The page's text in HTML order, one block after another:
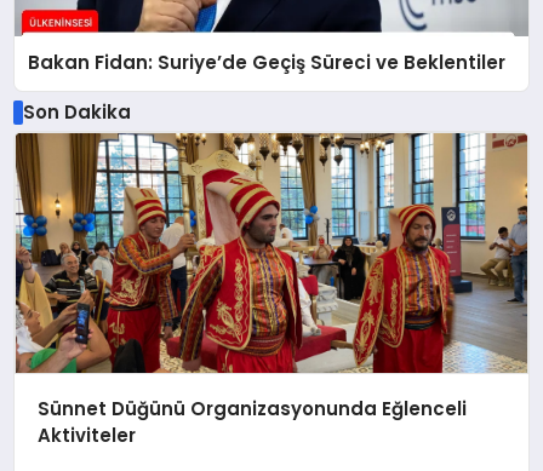
Bakan Fidan: Suriye’de Geçiş Süreci ve Beklentiler
Son Dakika
Sünnet Düğünü Organizasyonunda Eğlenceli
Aktiviteler